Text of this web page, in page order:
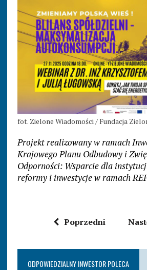
fot. Zielone Wiadomości / Fundacja
Projekt realizowany w ramach
Krajowego Planu Odbudowy i
Odporności: Wsparcie dla
reformy i inwestycje w ramach
Poprzedni
ODPOWIEDZIALNY INWESTOR POLECA